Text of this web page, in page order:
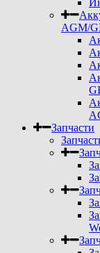
AGM/
Запчасти